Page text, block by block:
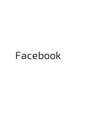
Facebook